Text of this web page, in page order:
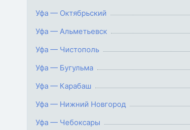
Уфа — Октябрьский
Уфа — Альметьевск
Уфа — Чистополь
Уфа — Бугульма
Уфа — Карабаш
Уфа — Нижний Новгород
Уфа — Чебоксары